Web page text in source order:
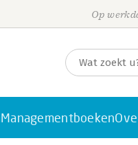
Op
Managementboeken